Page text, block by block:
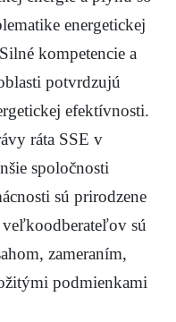
energetickej
kompetencie a
potvrdzujú
efektívnosti.
ráta SSE v
spoločnosti
sú prirodzene
veľkoodberateľov sú
zameraním,
podmienkami